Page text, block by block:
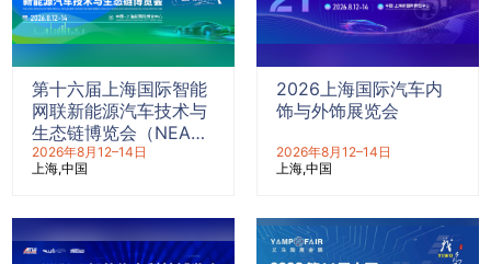
第十六届上海国际智能
网联新能源汽车技术与
生态链博览会（NEAS
CHINA 2026）
2026年8月12–14日
上海 中国
2026上海国际汽车内
饰与外饰展览会
2026年8月12–14日
上海 中国